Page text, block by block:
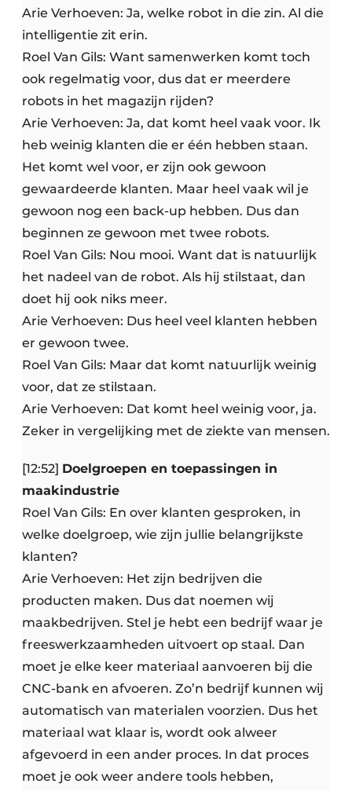
Arie Verhoeven: Ja, welke robot in die zin. Al die
intelligentie zit erin.
Roel Van Gils: Want samenwerken komt toch
ook regelmatig voor, dus dat er meerdere
robots in het magazijn rijden?
Arie Verhoeven: Ja, dat komt heel vaak voor. Ik
heb weinig klanten die er één hebben staan.
Het komt wel voor, er zijn ook gewoon
gewaardeerde klanten. Maar heel vaak wil je
gewoon nog een back-up hebben. Dus dan
beginnen ze gewoon met twee robots.
Roel Van Gils: Nou mooi. Want dat is natuurlijk
het nadeel van de robot. Als hij stilstaat, dan
doet hij ook niks meer.
Arie Verhoeven: Dus heel veel klanten hebben
er gewoon twee.
Roel Van Gils: Maar dat komt natuurlijk weinig
voor, dat ze stilstaan.
Arie Verhoeven: Dat komt heel weinig voor, ja.
Zeker in vergelijking met de ziekte van mensen.
[12:52] Doelgroepen en toepassingen in
maakindustrie
Roel Van Gils: En over klanten gesproken, in
welke doelgroep, wie zijn jullie belangrijkste
klanten?
Arie Verhoeven: Het zijn bedrijven die
producten maken. Dus dat noemen wij
maakbedrijven. Stel je hebt een bedrijf waar je
freeswerkzaamheden uitvoert op staal. Dan
moet je elke keer materiaal aanvoeren bij die
CNC-bank en afvoeren. Zo’n bedrijf kunnen wij
automatisch van materialen voorzien. Dus het
materiaal wat klaar is, wordt ook alweer
afgevoerd in een ander proces. In dat proces
moet je ook weer andere tools hebben,